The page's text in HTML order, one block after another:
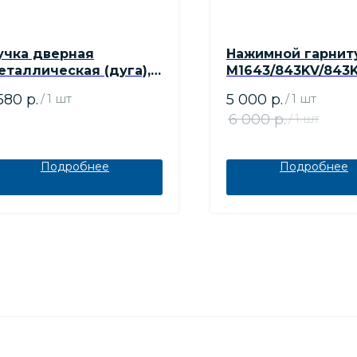
дверная
(дуга),
70 мм
р. /1 шт
Подробнее
Нажимной
M1643/843KV/
штифт 37-42 мм,
5 000 р. /1 шт
6 000 р./1 шт
Подробнее